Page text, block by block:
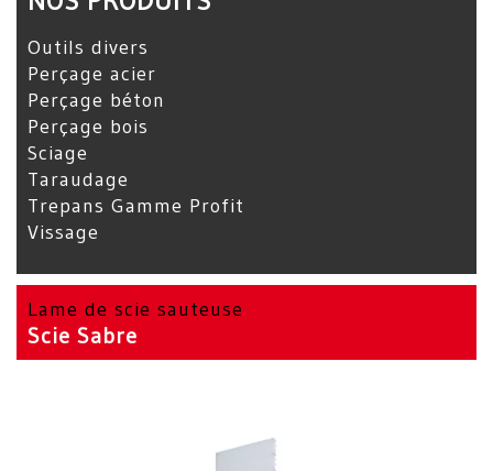
Outils divers
Perçage acier
Perçage béton
Perçage bois
Sciage
Taraudage
Trepans Gamme Profit
Vissage
Lame de scie sauteuse
Scie Sabre